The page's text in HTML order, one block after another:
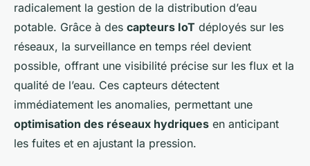
radicalement la gestion de la distribution d’eau
potable. Grâce à des capteurs IoT déployés sur les
réseaux, la surveillance en temps réel devient
possible, offrant une visibilité précise sur les flux et la
qualité de l’eau. Ces capteurs détectent
immédiatement les anomalies, permettant une
optimisation des réseaux hydriques en anticipant
les fuites et en ajustant la pression.